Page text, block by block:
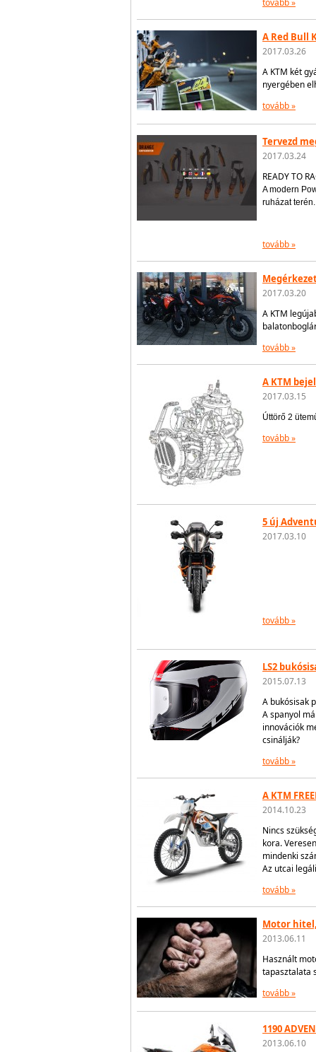
tovább »
A Red Bull
2017.03.26
A KTM két
nyergében
tovább »
Tervezd
2017.03.24
READY TO
A modern
ruházat terén.
tovább »
2017.03.20
A KTM
tovább »
A KTM
2017.03.15
Úttörő 2
tovább »
5 új
2017.03.10
tovább »
LS2
2015.07.13
A bukósisak
A spanyol
innovációk
csinálják?
tovább »
A KTM
2014.10.23
Nincs
kora.
mindenki
Az utcai
tovább »
Motor
2013.06.11
Használt
tapasztalata
tovább »
1190
2013.06.10